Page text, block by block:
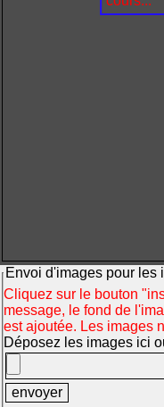
Envoi d'images pour les
Cliquez sur le bouton
message, le fond de
est ajoutée. Les images
Déposez les images ici